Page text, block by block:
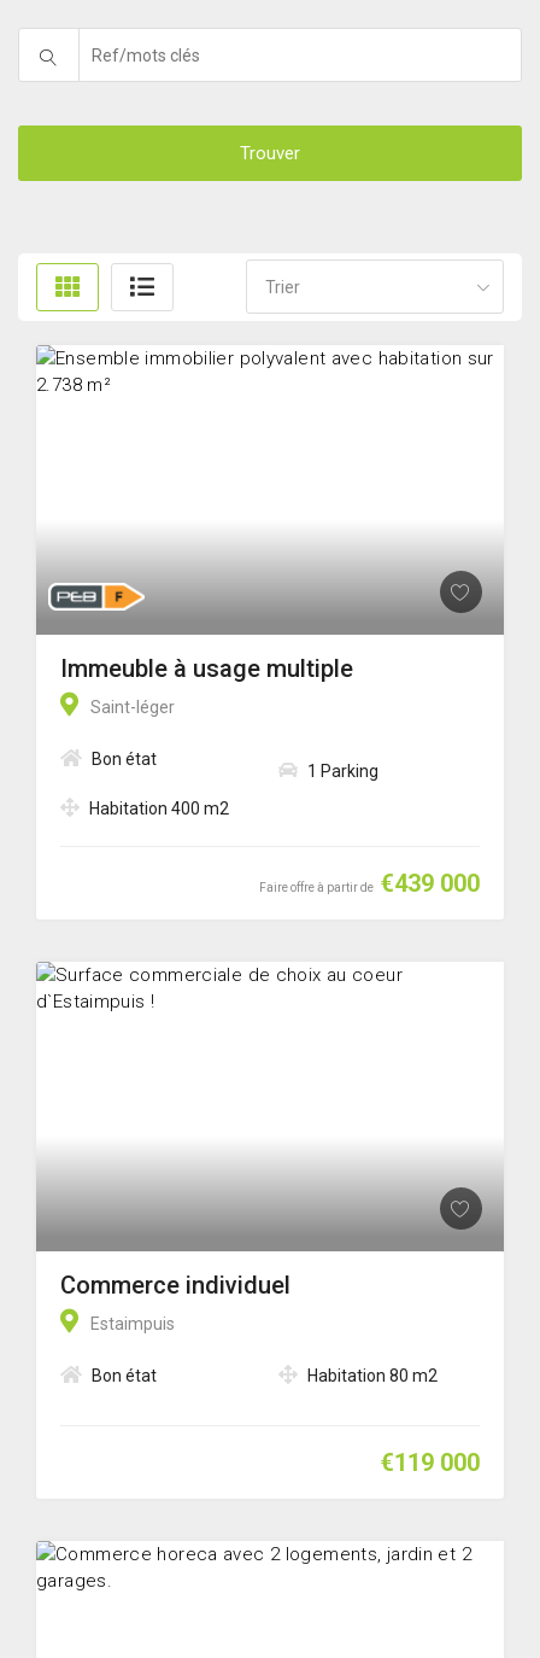
Trouver
Trier
Immeuble à usage multiple
Saint-léger
Bon état
Habitation 400 m2
1 Parking
Faire offre à partir de €439 000
Commerce individuel
Estaimpuis
Bon état Habitation 80 m2
€119 000